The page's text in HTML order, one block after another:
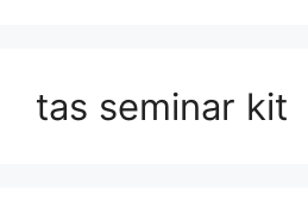
tas seminar kit